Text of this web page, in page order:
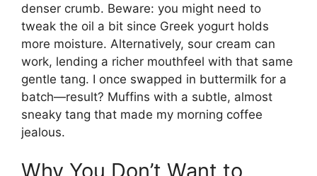
denser crumb. Beware: you might need to
tweak the oil a bit since Greek yogurt holds
more moisture. Alternatively, sour cream can
work, lending a richer mouthfeel with that same
gentle tang. I once swapped in buttermilk for a
batch—result? Muffins with a subtle, almost
sneaky tang that made my morning coffee
jealous.
Why You Don’t Want to